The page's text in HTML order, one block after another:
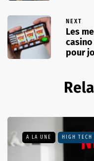
NEXT
Les
pour
A LA UNE HIGH TECH